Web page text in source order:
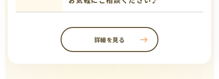
詳細を見る